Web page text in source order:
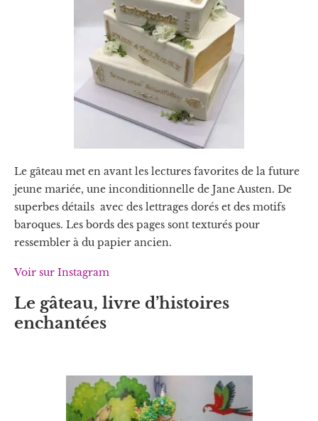
Le gâteau met en avant les lectures favorites de la future
jeune mariée, une inconditionnelle de Jane Austen. De
superbes détails avec des lettrages dorés et des motifs
baroques. Les bords des pages sont texturés pour
ressembler à du papier ancien.
Voir sur Instagram
Le gâteau, livre d’histoires
enchantées